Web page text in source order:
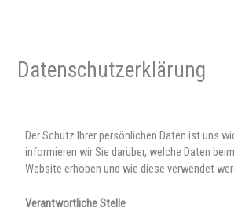
Datenschutzerklärung
Der Schutz Ihrer persönlichen Daten ist uns
informieren wir Sie darüber, welche Daten
Website erhoben und wie diese verwendet
Verantwortliche Stelle